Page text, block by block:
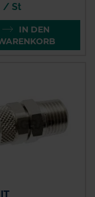
/ St
IN DEN